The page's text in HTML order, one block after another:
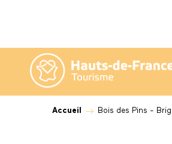
contenu
principal
Accueil Bois des Pins -